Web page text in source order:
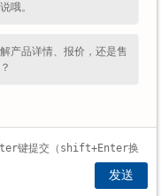
来制成生活中用的面
直接接触有非常良好
哦。
产品详情、报价，还是售
发送